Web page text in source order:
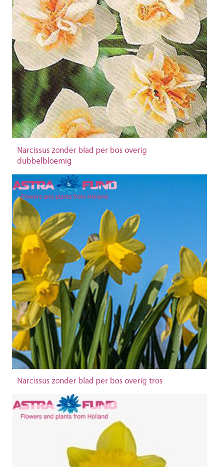
Narcissus zonder blad per bos overig
dubbelbloemig
Narcissus zonder blad per bos overig tros